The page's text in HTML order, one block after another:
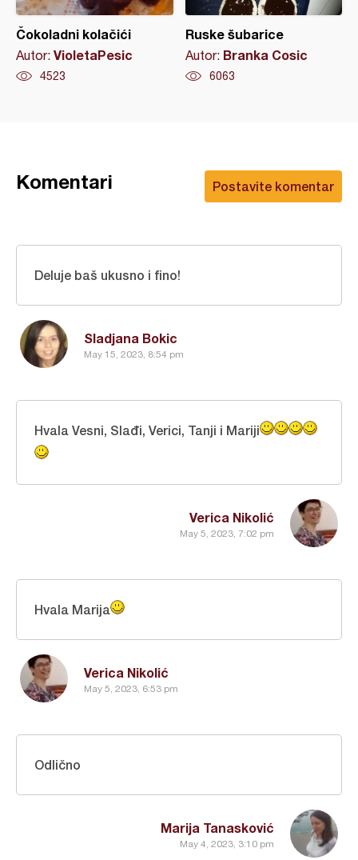
Čokoladni kolačići
Autor: VioletaPesic
4523
Ruske šubarice
Autor: Branka Cosic
6063
Postavite komentar
Komentari
Sladjana Bokic
May 15, 2023, 8:54 pm
Deluje baš ukusno i fino!
Verica Nikolić
May 5, 2023, 7:02 pm
Hvala Vesni, Slađi, Verici, Tanji i Mariji
Verica Nikolić
May 5, 2023, 6:53 pm
Hvala Marija
Marija Tanasković
May 4, 2023, 3:10 pm
Odlično